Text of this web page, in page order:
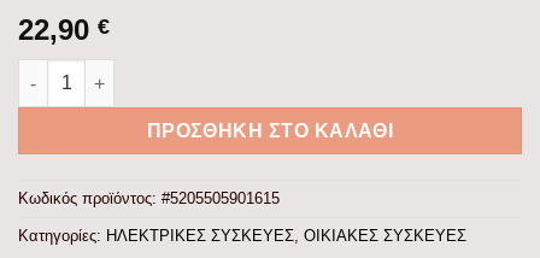
22,90 €
ΚΑΦΕΤΙΕΡΑ ΦΙΛΤΡΟΥ CM-150 WHITE LINE 600W ποσότητα
ΠΡΟΣΘΉΚΗ ΣΤΟ ΚΑΛΆΘΙ
Κωδικός προϊόντος: #5205505901615
Κατηγορίες: ΗΛΕΚΤΡΙΚΕΣ ΣΥΣΚΕΥΕΣ ΟΙΚΙΑΚΕΣ ΣΥΣΚΕΥΕΣ